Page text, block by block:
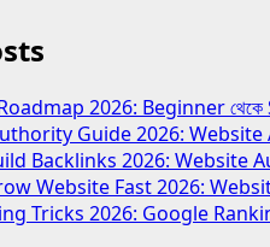
2026: Beginner থেকে
Guide 2026: Website
Backlinks 2026: Website
Website Fast 2026: Website
Tricks 2026: Google Ranking